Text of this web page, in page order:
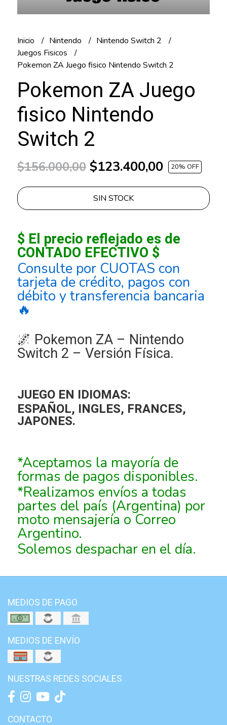
Inicio Nintendo
Nintendo Switch 2
Juegos Fisicos
Pokemon ZA Juego fisico Nintendo Switch 2
Pokemon ZA Juego
fisico Nintendo
Switch 2
$156.000,00$123.400,00 20% OFF
SIN STOCK
$ El precio reflejado es de
CONTADO EFECTIVO $
Consulte por CUOTAS con
tarjeta de crédito, pagos con
débito y transferencia bancaria
🔥
🌌 Pokemon ZA – Nintendo
Switch 2 – Versión Física.
JUEGO EN IDIOMAS:
ESPAÑOL, INGLES, FRANCES,
JAPONES.
*Aceptamos la mayoría de
formas de pagos disponibles.
*Realizamos envíos a todas
partes del país (Argentina) por
moto mensajería o Correo
Argentino.
Solemos despachar en el día.
MEDIOS DE PAGO
MEDIOS DE ENVÍO
NUESTRAS REDES SOCIALES
CONTACTO